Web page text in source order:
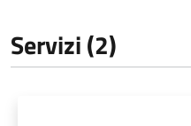
Servizi (2)